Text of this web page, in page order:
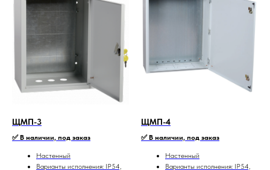
ЩМП-3
✅ В наличии, под заказ
Настенный
Варианты исполнения: IP54,
ЩМП-4
✅ В наличии, под заказ
Настенный
Варианты исполнения: IP54,